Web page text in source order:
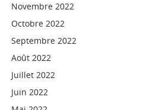
Novembre 2022
Octobre 2022
Septembre 2022
Août 2022
Juillet 2022
Juin 2022